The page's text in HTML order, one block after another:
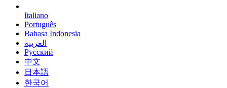
Italiano
Português
Bahasa Indonesia
العربية
Русский
中文
日本語
한국어